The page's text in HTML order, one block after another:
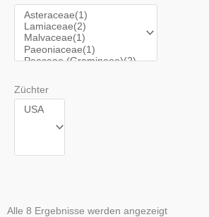
Züchter
Alle 8 Ergebnisse werden angezeigt